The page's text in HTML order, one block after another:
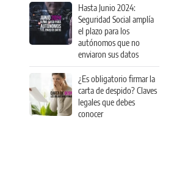
Hasta Junio 2024:
Seguridad Social amplía
el plazo para los
autónomos que no
enviaron sus datos
¿Es obligatorio firmar la
carta de despido? Claves
legales que debes
conocer